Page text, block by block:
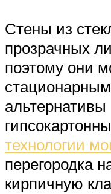
Стены из
прозрачных
поэтому они
технологии
перегородка
кирпичную